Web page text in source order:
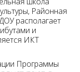
Районная
располагает
и
ИКТ
Программы